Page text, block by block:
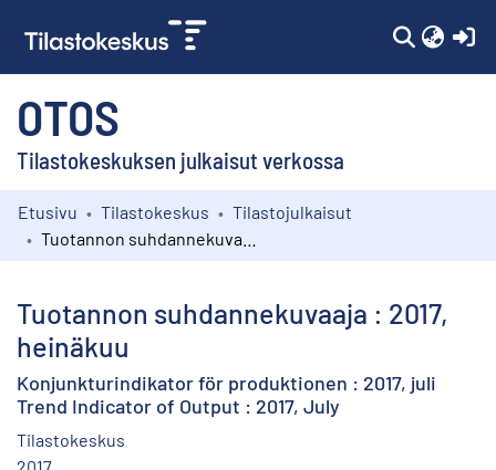
OTOS
Tilastokeskuksen julkaisut verkossa
Kokoelmat
Etusivu Tilastokeskus
Tilastojulkaisut
Tuotannon suhdannekuvaaja : 2017,
heinäkuu
Konjunkturindikator för produktionen : 2017, juli
Trend Indicator of Output : 2017, July
Tilastokeskus